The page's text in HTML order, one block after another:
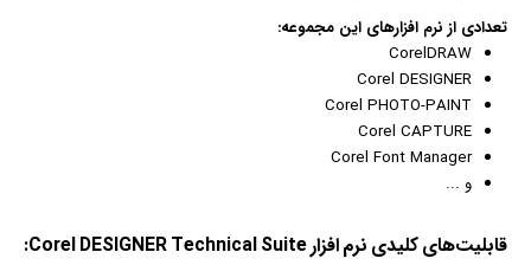
تعدادی از نرم افزارهای این مجموعه:
CorelDRAW
Corel DESIGNER
Corel PHOTO-PAINT
Corel CAPTURE
Corel Font Manager
و ...
قابلیت‌های کلیدی نرم افزار Corel DESIGNER Technical Suite: